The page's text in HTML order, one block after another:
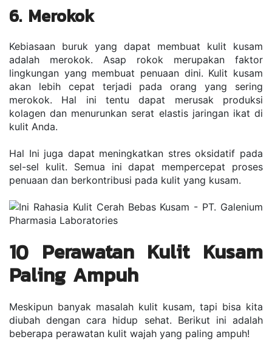
6. Merokok
Kebiasaan buruk yang dapat membuat kulit kusam
adalah merokok. Asap rokok merupakan faktor
lingkungan yang membuat penuaan dini. Kulit kusam
akan lebih cepat terjadi pada orang yang sering
merokok. Hal ini tentu dapat merusak produksi
kolagen dan menurunkan serat elastis jaringan ikat di
kulit Anda.
Hal Ini juga dapat meningkatkan stres oksidatif pada
sel-sel kulit. Semua ini dapat mempercepat proses
penuaan dan berkontribusi pada kulit yang kusam.
10 Perawatan Kulit Kusam
Paling Ampuh
Meskipun banyak masalah kulit kusam, tapi bisa kita
diubah dengan cara hidup sehat. Berikut ini adalah
beberapa perawatan kulit wajah yang paling ampuh!